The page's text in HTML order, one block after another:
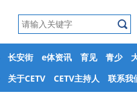
长安街 e体资讯 育见 青少
关于CETV CETV主持人 联系我